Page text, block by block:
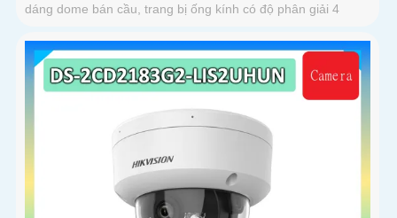
dáng dome bán cầu, trang bị ống kính có độ phân giải 4